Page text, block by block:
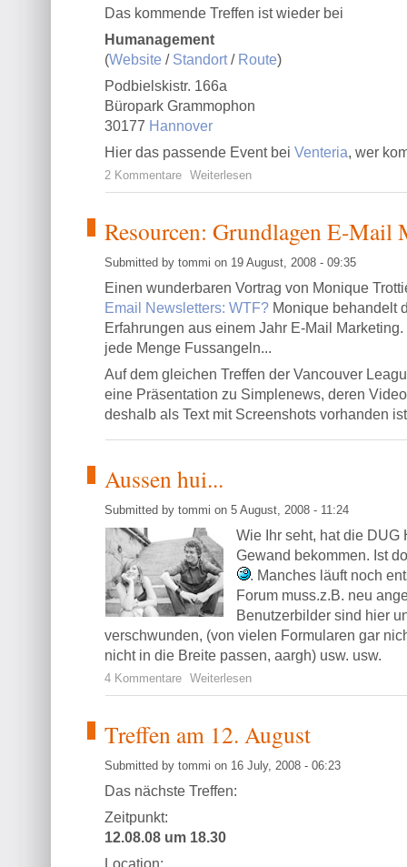
Das kommende Treffen ist wieder bei
Humanagement
(Website / Standort/ Route)
Podbielskistr. 166a
Büropark Grammophon
30177 Hannover
Hier das passende Event beiVenteria, wer
2 Kommentare Weiterlesen
Resourcen: Grundlagen E-Mail
Submitted by tommi on 19 August, 2008 - 09:35
Einen wunderbaren Vortrag von Monique
Email Newsletters: WTF? Monique behandelt
Erfahrungen aus einem Jahr E-Mail
jede Menge Fussangeln...
Auf dem gleichen Treffen der Vancouver
eine Präsentation zu Simplenews, deren
deshalb als Text mit Screenshots vorhanden
Aussen hui...
Submitted by tommi on 5 August, 2008 - 11:24
Wie Ihr seht, hat die
Gewand bekommen. Ist
. Manches läuft noch
Forum muss.z.B. neu
Benutzerbilder sind hier
verschwunden, (von vielen Formularen gar
nicht in die Breite passen, aargh) usw. usw.
4 Kommentare Weiterlesen
Treffen am 12. August
Submitted by tommi on 16 July, 2008 - 06:23
Das nächste Treffen:
Zeitpunkt:
12.08.08 um 18.30
Location: